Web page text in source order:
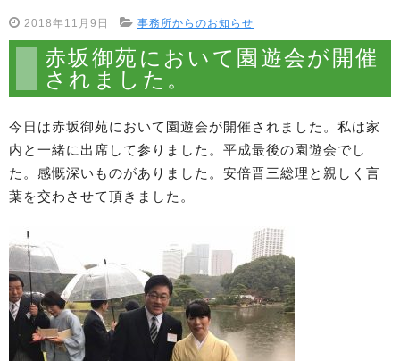
2018年11月9日 事務所からのお知らせ
赤坂御苑において園遊会が開催
されました。
今日は赤坂御苑において園遊会が開催されました。私は家
内と一緒に出席して参りました。平成最後の園遊会でし
た。感慨深いものがありました。安倍晋三総理と親しく言
葉を交わさせて頂きました。